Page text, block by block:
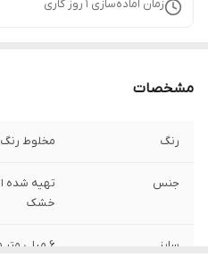
زمان آماده‌سازی 1 روز کاری
مشخصات
رنگ مخلوط
جنس
تهیه شده
خشک
سایز 6 میلی متر مناسب جوجه